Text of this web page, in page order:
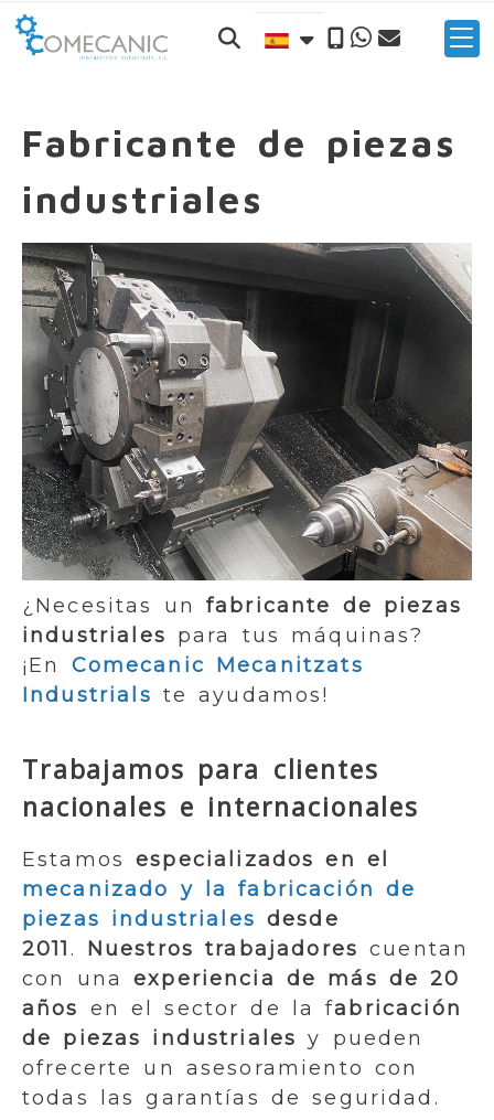
Fabricante de piezas
industriales
¿Necesitas un fabricante de piezas
industriales para tus máquinas?
¡En Comecanic Mecanitzats
Industrials te ayudamos!
Trabajamos para clientes
nacionales e internacionales
Estamos especializados en el
mecanizado y la fabricación de
piezas industriales desde
2011 . Nuestros trabajadores cuentan
con unaexperiencia de más de 20
años en el sector de la fabricación
de piezas industriales y pueden
ofrecerte un asesoramiento con
todas las garantías de seguridad.